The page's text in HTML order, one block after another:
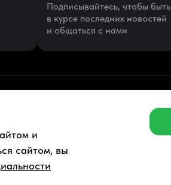
Подписывайтесь, чтобы быть
в курсе последних новостей
и общаться с нами
и
сайтом, вы